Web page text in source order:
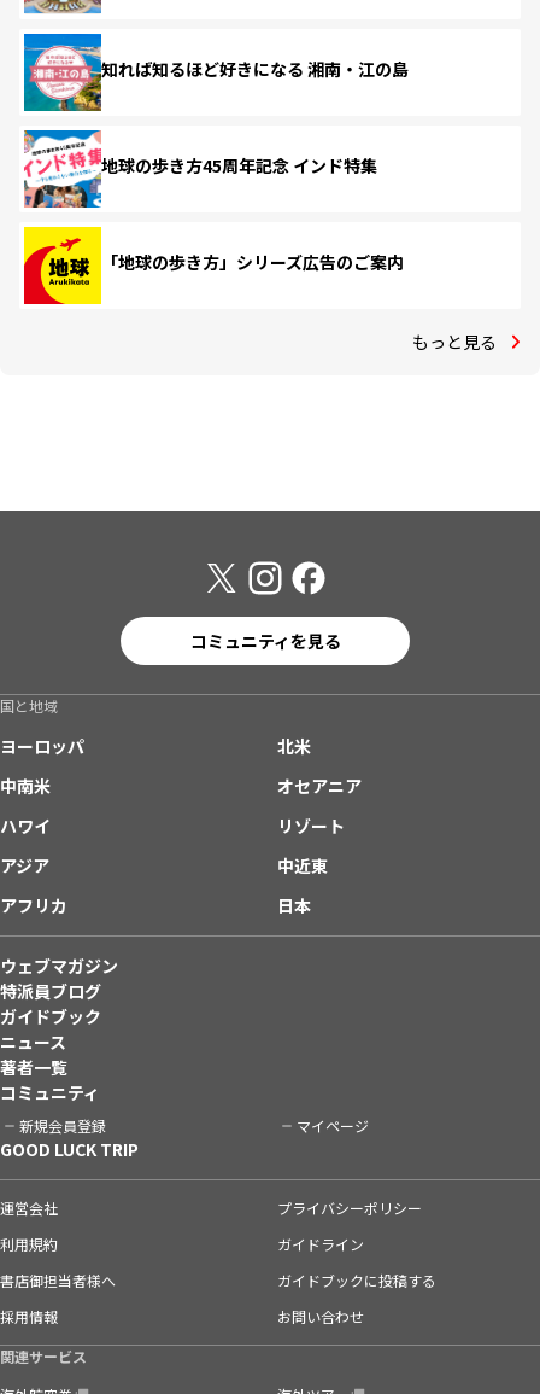
知れば知るほど好きになる 湘南・江の島
地球の歩き方45周年記念 インド特集
「地球の歩き方」シリーズ広告のご案内
もっと見る
コミュニティを見る
国と地域
ヨーロッパ
北米
中南米
オセアニア
ハワイ
リゾート
アジア
中近東
アフリカ
日本
ウェブマガジン
特派員ブログ
ガイドブック
ニュース
著者一覧
コミュニティ
新規会員登録 マイページ
GOOD LUCK TRIP
運営会社
プライバシーポリシー
利用規約
ガイドライン
書店御担当者様へ
ガイドブックに投稿する
採用情報
お問い合わせ
関連サービス